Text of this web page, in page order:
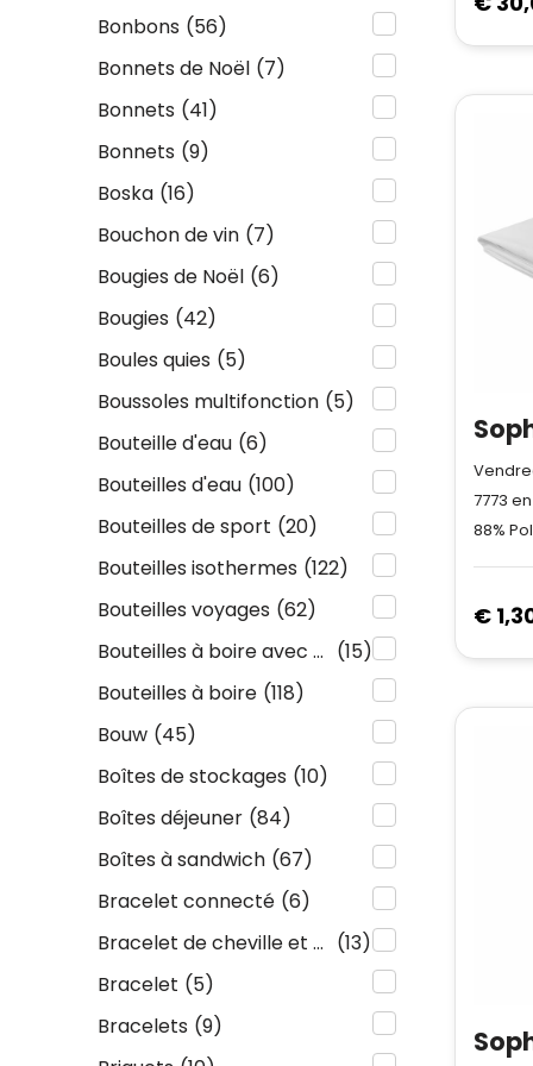
Bonbons (56)
Bonnets de Noël (7)
Bonnets (41)
Bonnets (9)
Boska (16)
Bouchon de vin (7)
Bougies de Noël (6)
Bougies (42)
Boules quies (5)
Boussoles multifonction (5)
Bouteille d'eau (6)
Bouteilles d'eau (100)
Bouteilles de sport (20)
Bouteilles isothermes (122)
Bouteilles voyages (62)
Bouteilles à boire avec crochet carabin (15)
Bouteilles à boire (118)
Bouw (45)
Boîtes de stockages (10)
Boîtes déjeuner (84)
Boîtes à sandwich (67)
Bracelet connecté (6)
Bracelet de cheville et de pied (13)
Bracelet (5)
Bracelets (9)
7773
88%
€